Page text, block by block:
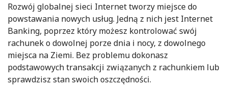
Rozwój globalnej sieci Internet tworzy miejsce do
powstawania nowych usług. Jedną z nich jest Internet
Banking, poprzez który możesz kontrolować swój
rachunek o dowolnej porze dnia i nocy, z dowolnego
miejsca na Ziemi. Bez problemu dokonasz
podstawowych transakcji związanych z rachunkiem lub
sprawdzisz stan swoich oszczędności.